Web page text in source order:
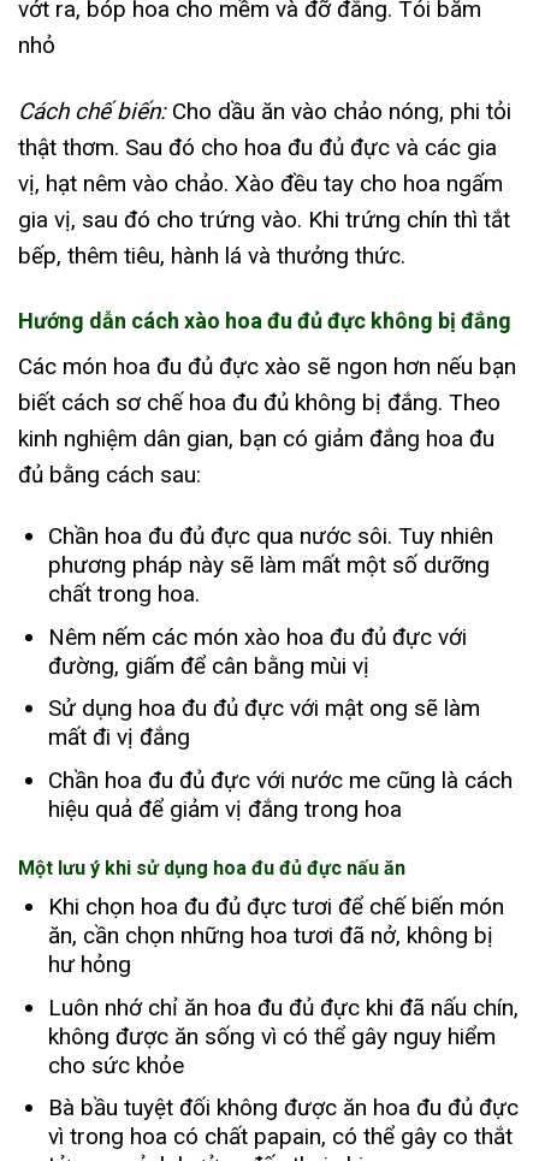
vớt ra, bóp hoa cho mềm và đỡ đắng. Tỏi băm
nhỏ
Cách chế biến:Cho dầu ăn vào chảo nóng, phi tỏi
thật thơm. Sau đó cho hoa đu đủ đực và các gia
vị, hạt nêm vào chảo. Xào đều tay cho hoa ngấm
gia vị, sau đó cho trứng vào. Khi trứng chín thì tắt
bếp, thêm tiêu, hành lá và thưởng thức.
Hướng dẫn cách xào hoa đu đủ đực không bị đắng
Các món hoa đu đủ đực xào sẽ ngon hơn nếu bạn
biết cách sơ chế hoa đu đủ không bị đắng. Theo
kinh nghiệm dân gian, bạn có giảm đắng hoa đu
đủ bằng cách sau:
Chần hoa đu đủ đực qua nước sôi. Tuy nhiên
phương pháp này sẽ làm mất một số dưỡng
chất trong hoa.
Nêm nếm các món xào hoa đu đủ đực với
đường, giấm để cân bằng mùi vị
Sử dụng hoa đu đủ đực với mật ong sẽ làm
mất đi vị đắng
Chần hoa đu đủ đực với nước me cũng là cách
hiệu quả để giảm vị đắng trong hoa
Một lưu ý khi sử dụng hoa đu đủ đực nấu ăn
Khi chọn hoa đu đủ đực tươi để chế biến món
ăn, cần chọn những hoa tươi đã nở, không bị
hư hỏng
Luôn nhớ chỉ ăn hoa đu đủ đực khi đã nấu chín,
không được ăn sống vì có thể gây nguy hiểm
cho sức khỏe
Bà bầu tuyệt đối không được ăn hoa đu đủ đực
vì trong hoa có chất papain, có thể gây co thắt